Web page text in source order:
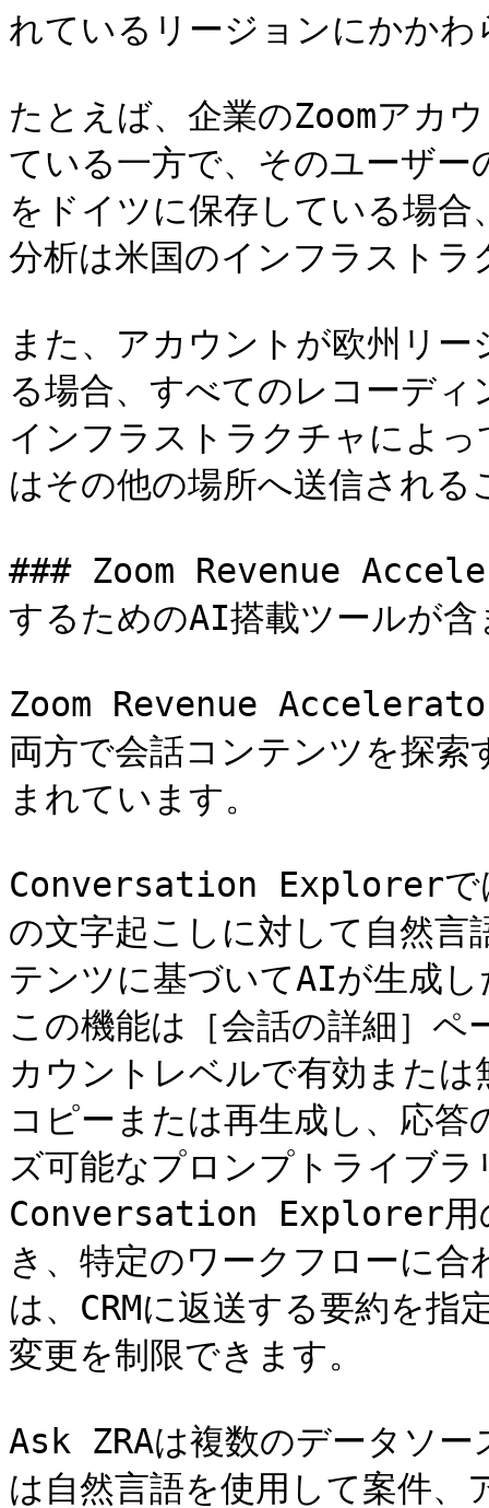
れているリージョンにかか
たとえば、企業のZoomアカ
ている一方で、そのユーザ
をドイツに保存している場
分析は米国のインフラスト
また、アカウントが欧州リ
る場合、すべてのレコーデ
インフラストラクチャによ
はその他の場所へ送信される
### Zoom Revenue
するためのAI搭載ツールが
Zoom Revenue
両方で会話コンテンツを探
まれています。
Conversation Explorerでは
の文字起こしに対して自然言
テンツに基づいてAIが生成
この機能は［会話の詳細］
カウントレベルで有効また
コピーまたは再生成し、応
ズ可能なプロンプトライブ
Conversation Explorer用の
き、特定のワークフローに
は、CRMに返送する要約を
変更を制限できます。
Ask ZRAは複数のデータソ
は自然言語を使用して案件